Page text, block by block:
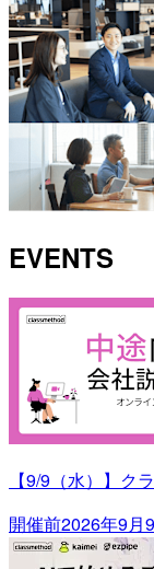
EVENTS
【9/9（水）】ク
開催前2026年9月